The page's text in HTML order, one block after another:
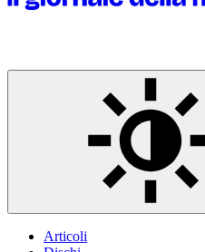
Articoli